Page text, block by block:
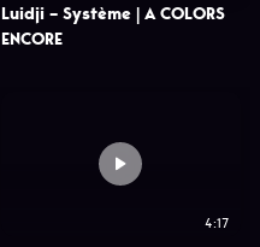
Luidji – Système | A COLORS
ENCORE
4:17